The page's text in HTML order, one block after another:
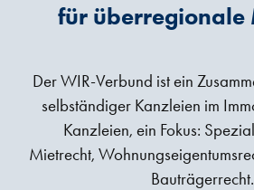
für überregionale
Der WIR-Verbund ist ein
selbständiger Kanzleien im
Kanzleien, ein Fokus:
Mietrecht,
Bauträgerrecht.